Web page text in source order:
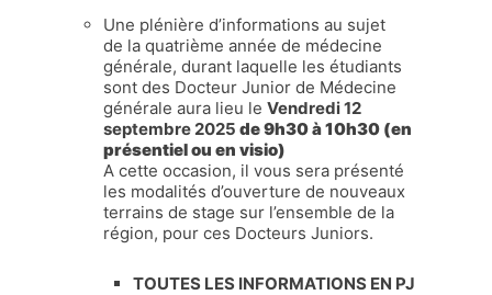
Une plénière d’informations au sujet
de la quatrième année de médecine
générale, durant laquelle les étudiants
sont des Docteur Junior de Médecine
générale aura lieu le Vendredi 12
septembre 2025 de9h30 à 10h30 (en
présentiel ou en visio)
A cette occasion, il vous sera présenté
les modalités d’ouverture de nouveaux
terrains de stage sur l’ensemble de la
région, pour ces Docteurs Juniors.
TOUTES LES INFORMATIONS EN PJ